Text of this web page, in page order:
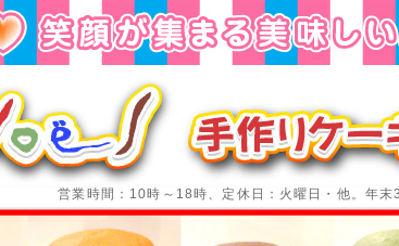
営業時間：10時～18時、定休日：火曜日・他。年